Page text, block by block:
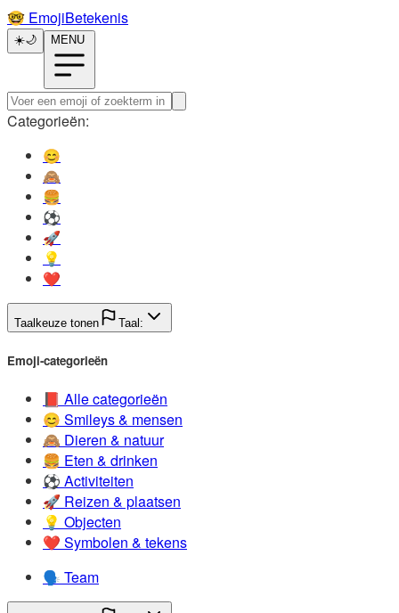
🤓️ EmojiBetekenis
☀️🌙 MENU
Categorieën:
😊️
🙈️
🍔️
⚽️
🚀️
💡️
❤️
Taalkeuze tonen Taal:
Emoji-categorieën
📕️ Alle categorieën
😊️ Smileys & mensen
🙈️ Dieren & natuur
🍔️ Eten & drinken
⚽️ Activiteiten
🚀️ Reizen & plaatsen
💡️ Objecten
❤️ Symbolen & tekens
🗣️ Team